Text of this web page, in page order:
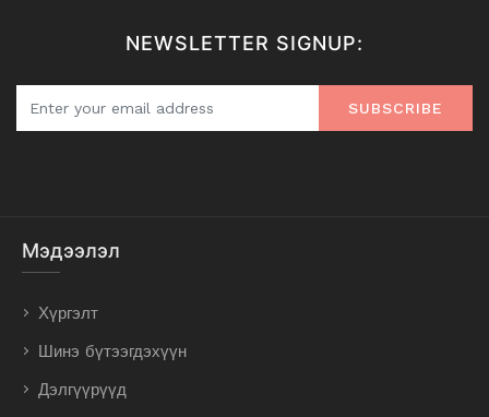
NEWSLETTER SIGNUP:
SUBSCRIBE
Мэдээлэл
Хүргэлт
Шинэ бүтээгдэхүүн
Дэлгүүрүүд